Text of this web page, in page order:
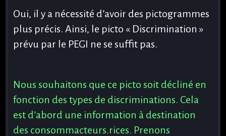
Oui, il y a nécessité d’avoir des pictogrammes
plus précis. Ainsi, le picto « Discrimination »
prévu par le PEGI ne se suffit pas.
Nous souhaitons que ce picto soit décliné en
fonction des types de discriminations. Cela
est d’abord une information à destination
des consommacteurs.rices. Prenons